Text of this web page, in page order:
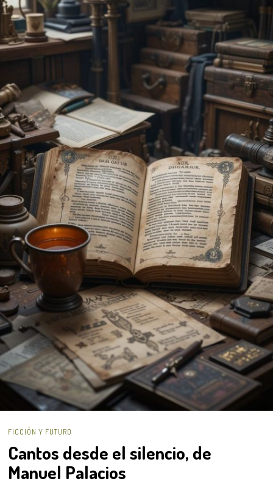
FICCIÓN Y FUTURO
Cantos desde el silencio, de
Manuel Palacios